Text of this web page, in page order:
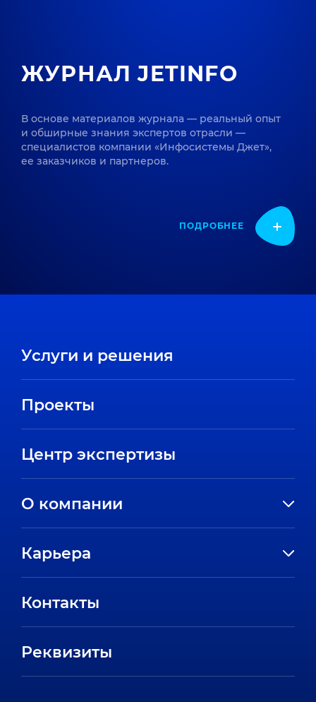
ЖУРНАЛ JETINFO
В основе материалов журнала — реальный опыт
и обширные знания экспертов отрасли —
специалистов компании «Инфосистемы Джет»,
ее заказчиков и партнеров.
ПОДРОБНЕЕ
Услуги и решения
Проекты
Центр экспертизы
О компании
Направления
Карьера
Стажировки
Контакты
Реквизиты